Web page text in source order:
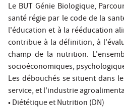
Le BUT Génie Biologique,
santé régie par le code de la
l'éducation et à la rééducation
contribue à la définition, à
champ de la nutrition.
socioéconomiques,
Les débouchés se situent dans
service, et l'industrie
• Diététique et Nutrition (DN)